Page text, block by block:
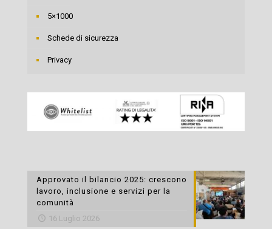
5×1000
Schede di sicurezza
Privacy
Approvato il bilancio 2025: crescono
lavoro, inclusione e servizi per la
comunità
16 Luglio 2026